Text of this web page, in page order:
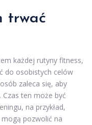
trwać
każdej rutyny fitness,
do osobistych celów
zaleca się, aby
. Czas ten może być
na przykład,
pozwolić na